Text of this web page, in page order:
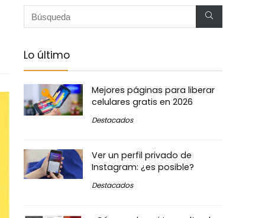
Lo último
Mejores páginas para liberar
celulares gratis en 2026
Destacados
Ver un perfil privado de
Instagram: ¿es posible?
Destacados